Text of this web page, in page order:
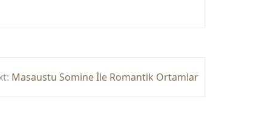
Masaustu Somine İle Romantik Ortamlar